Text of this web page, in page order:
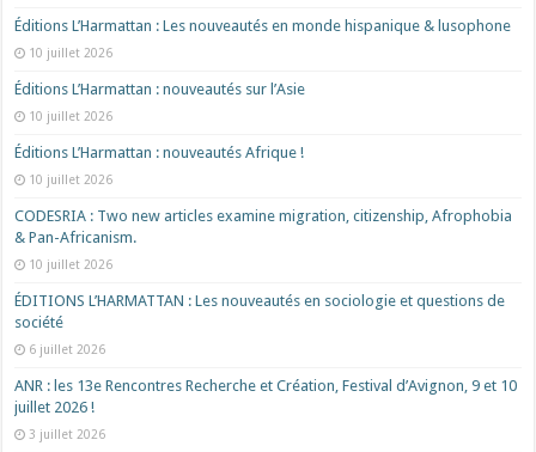
Éditions L’Harmattan : Les nouveautés en monde hispanique & lusophone
10 juillet 2026
Éditions L’Harmattan : nouveautés sur l’Asie
10 juillet 2026
Éditions L’Harmattan : nouveautés Afrique !​
10 juillet 2026
CODESRIA : Two new articles examine migration, citizenship, Afrophobia
& Pan-Africanism.
10 juillet 2026
ÉDITIONS L’HARMATTAN : Les nouveautés en sociologie et questions de
société
6 juillet 2026
ANR : les 13e Rencontres Recherche et Création, Festival d’Avignon, 9 et 10
juillet 2026 !
3 juillet 2026